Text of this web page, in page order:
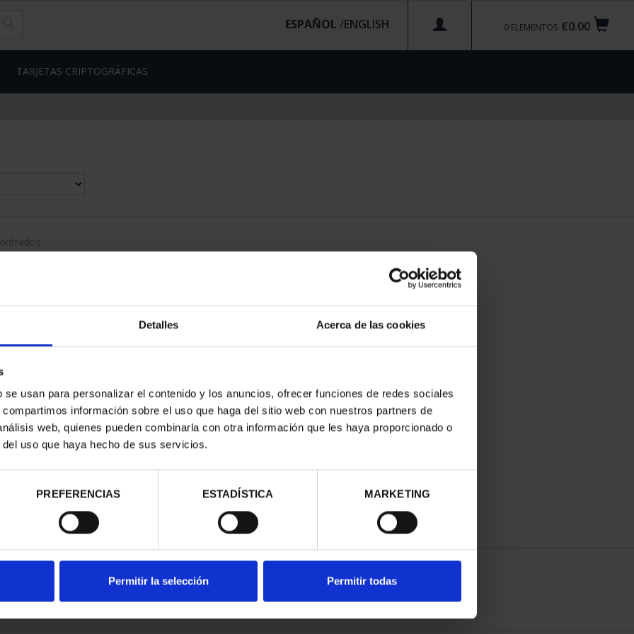
Detalles Acerca de las cookies
usan para personalizar el contenido y los anuncios, ofrecer funciones de redes sociales
información sobre el uso que haga del sitio web con nuestros partners de
web, quienes pueden combinarla con otra información que les haya proporcionado o
uso que haya hecho de sus servicios.
PREFERENCIAS ESTADÍSTICA MARKETING
Permitir la selección Permitir todas
€0.00
0 ELEMENTOS
ESPAÑOL /
TARJETAS CRIPTOGRÁFICAS
II -